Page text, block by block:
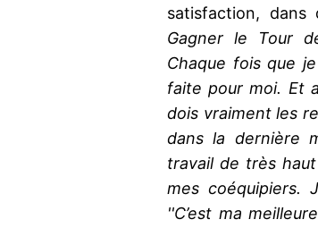
satisfaction, dans
Gagner le Tour
Chaque fois que
faite pour moi. Et
dois vraiment les
dans la dernière
travail de très
mes coéquipiers.
''C’est ma